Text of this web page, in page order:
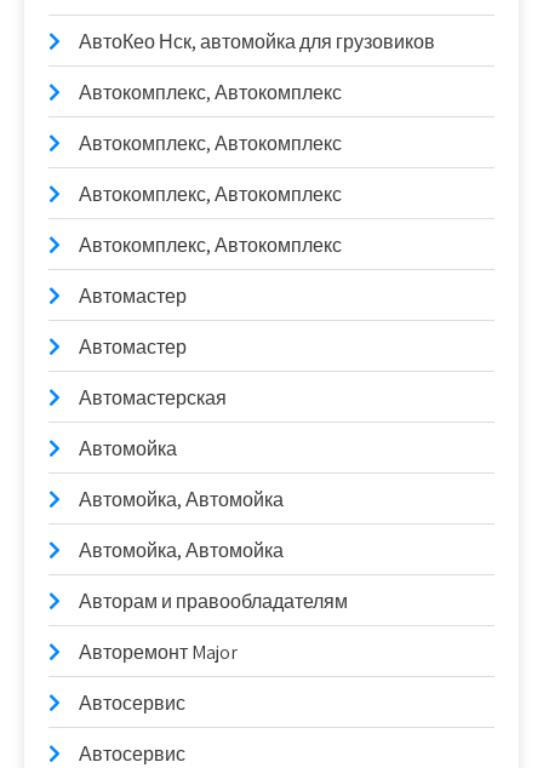
АвтоКео Нск, автомойка для грузовиков
Автокомплекс, Автокомплекс
Автокомплекс, Автокомплекс
Автокомплекс, Автокомплекс
Автокомплекс, Автокомплекс
Автомастер
Автомастер
Автомастерская
Автомойка
Автомойка, Автомойка
Автомойка, Автомойка
Авторам и правообладателям
Авторемонт Major
Автосервис
Автосервис